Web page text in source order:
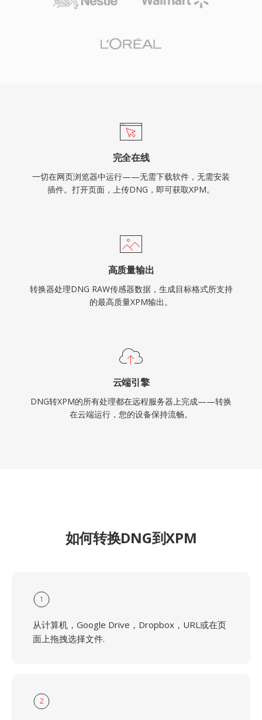
完全在线
一切在网页浏览器中运行——无需下载软件，无需安装
插件。打开页面，上传DNG，即可获取XPM。
高质量输出
转换器处理DNG RAW传感器数据，生成目标格式所支持
的最高质量XPM输出。
云端引擎
DNG转XPM的所有处理都在远程服务器上完成——转换
在云端运行，您的设备保持流畅。
如何转换DNG到XPM
1
从计算机，Google Drive，Dropbox，URL或在页
面上拖拽选择文件.
2